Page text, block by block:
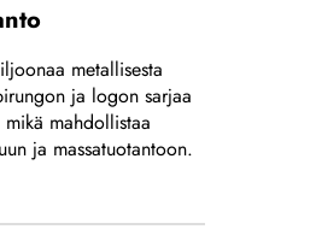
metallisesta
ja logon sarjaa
mahdollistaa
ja massatuotantoon.